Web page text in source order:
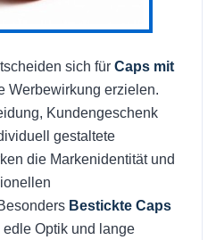
sich für Caps mit
Werbewirkung erzielen.
Kundengeschenk
gestaltete
die Markenidentität und
Bestickte Caps
Optik und lange